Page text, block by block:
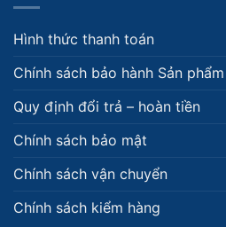
Hình thức thanh toán
Chính sách bảo hành Sản phẩm
Quy định đổi trả – hoàn tiền
Chính sách bảo mật
Chính sách vận chuyển
Chính sách kiểm hàng